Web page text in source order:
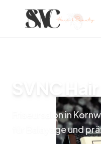
SVNC
Friseursalon in
für Balayage und